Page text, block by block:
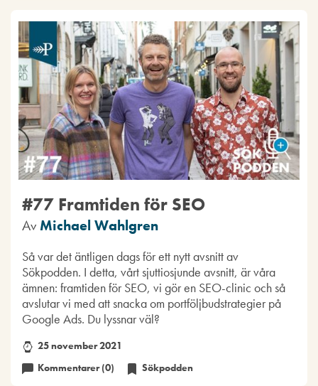
#77 Framtiden för SEO
Av Michael Wahlgren
Så var det äntligen dags för ett nytt avsnitt av
Sökpodden. I detta, vårt sjuttiosjunde avsnitt, är våra
ämnen: framtiden för SEO, vi gör en SEO-clinic och så
avslutar vi med att snacka om portföljbudstrategier på
Google Ads. Du lyssnar väl?
25 november 2021
Kommentarer (0)
Sökpodden